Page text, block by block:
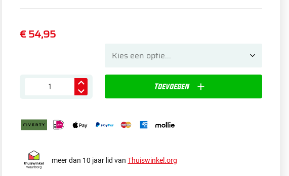
€ 54,95
Toevoegen
meer dan 10 jaar lid vanThuiswinkel.org